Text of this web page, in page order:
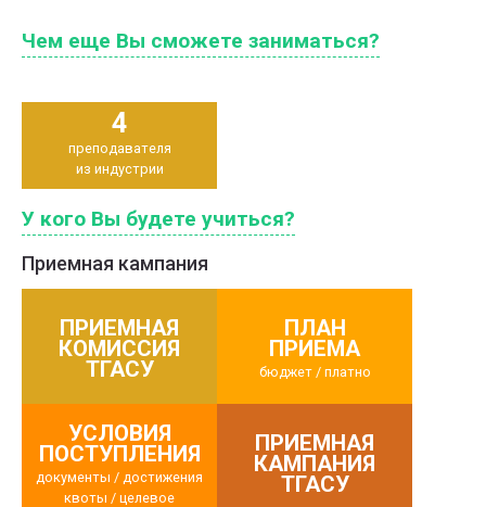
Чем еще Вы сможете заниматься?
4
преподавателя
из индустрии
У кого Вы будете учиться?
Приемная кампания
ПРИЕМНАЯ
КОМИССИЯ
ТГАСУ
ПЛАН
ПРИЕМА
бюджет / платно
УСЛОВИЯ
ПОСТУПЛЕНИЯ
документы / достижения
квоты / целевое
ПРИЕМНАЯ
КАМПАНИЯ
ТГАСУ